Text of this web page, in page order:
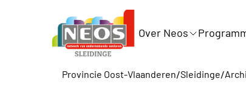
Over Neos
Provincie Oost-Vlaanderen/Sleidinge/